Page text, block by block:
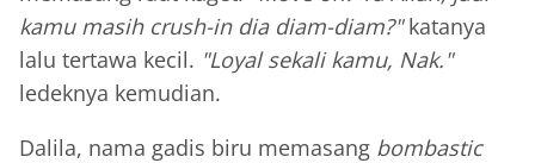
kamu masih crush-in dia diam-diam?"katanya
lalu tertawa kecil. "Loyal sekali kamu, Nak."
ledeknya kemudian.
Dalila, nama gadis biru memasang bombastic